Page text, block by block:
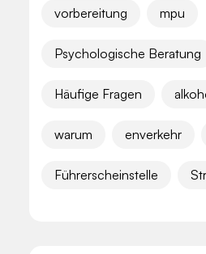
vorbereitung mpu
Psychologische Beratung
Häufige Fragen
warum enverkehr
Führerscheinstelle